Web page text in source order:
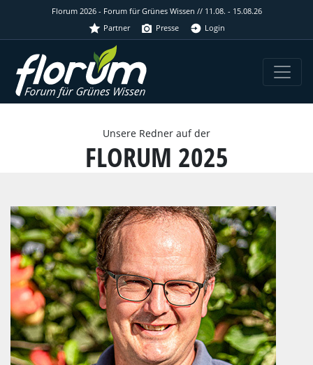
Florum 2026 - Forum für Grünes Wissen // 11.08. - 15.08.26
Partner
Presse Login
Unsere Redner auf der
FLORUM 2025